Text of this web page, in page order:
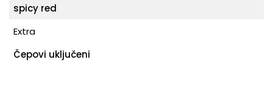
spicy red
Extra
Čepovi uključeni